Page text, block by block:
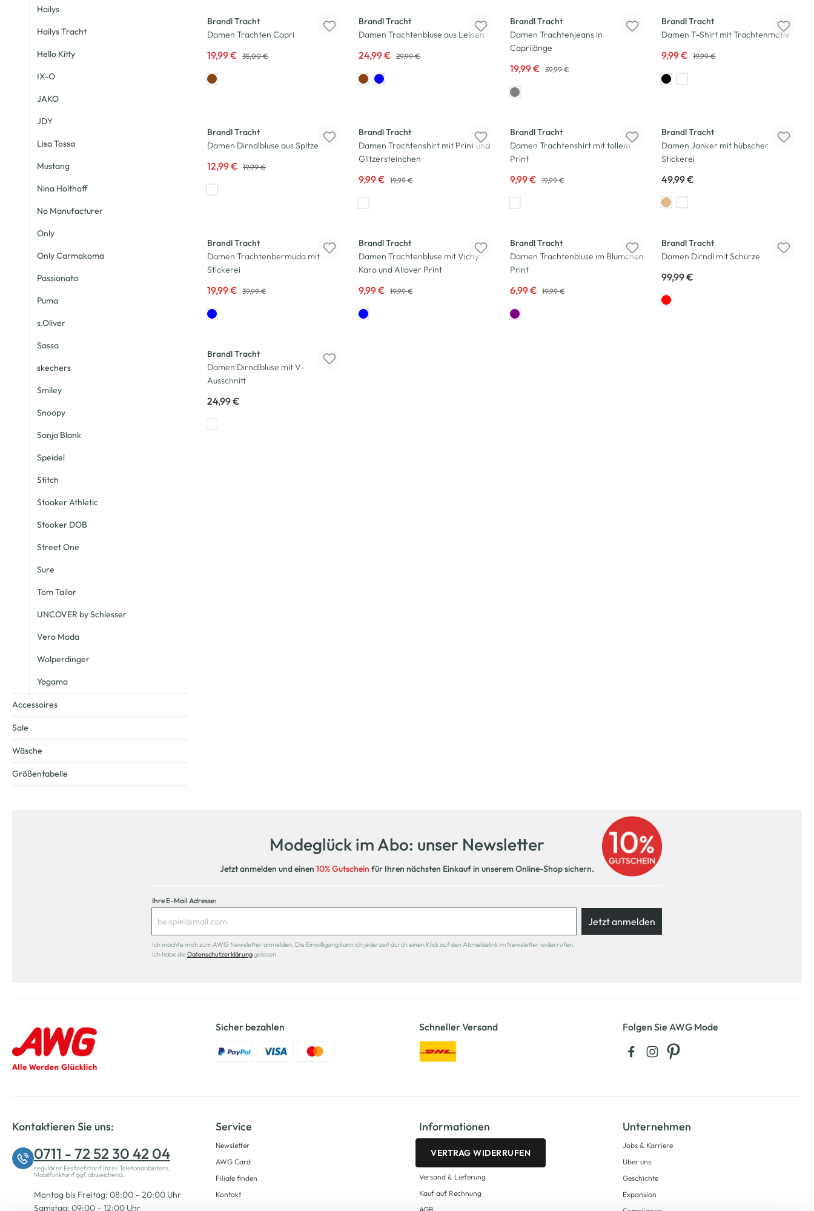
Brandl Tracht
Damen Trachten Capri
19,99 € 35,00 €
Brandl Tracht
Damen Trachtenbluse aus Leinen
24,99 € 29,99 €
Brandl Tracht
Damen Trachtenjeans in
Caprilänge
19,99 € 39,99 €
Brandl Tracht
Damen T-Shirt mit Trachtenmotiv
9,99 € 19,99 €
Brandl Tracht
Damen Dirndlbluse aus Spitze
12,99 € 19,99 €
Brandl Tracht
Damen Trachtenshirt mit Print und
Glitzersteinchen
9,99 € 19,99 €
Brandl Tracht
Damen Trachtenshirt mit tollem
Print
9,99 € 19,99 €
Brandl Tracht
Damen Janker mit hübscher
Stickerei
49,99 €
Brandl Tracht
Damen Trachtenbermuda mit
Stickerei
19,99 € 39,99 €
Brandl Tracht
Damen Trachtenbluse mit Vichy
Karo und Allover Print
9,99 € 19,99 €
Brandl Tracht
Damen Trachtenbluse im Blümchen
Print
6,99 € 19,99 €
Brandl Tracht
Damen Dirndl mit Schürze
99,99 €
Brandl Tracht
Damen Dirndlbluse mit V-
Ausschnitt
24,99 €
Hailys
Hailys Tracht
Hello Kitty
IX-O
JAKO
JDY
Lisa Tossa
Mustang
Nina Holthoff
No Manufacturer
Only
Only Carmakoma
Passionata
Puma
s.Oliver
Sassa
skechers
Smiley
Snoopy
Sonja Blank
Speidel
Stitch
Stooker Athletic
Stooker DOB
Street One
Sure
Tom Tailor
UNCOVER by Schiesser
Vero Moda
Wolperdinger
Yogama
Accessoires
Sale
Wäsche
Größentabelle
Modeglück im Abo: unser Newsletter
Jetzt anmelden und einen 10% Gutschein für Ihren nächsten Einkauf in unserem Online-Shop sichern.
Ihre E-Mail Adresse:
Jetzt anmelden
Ich möchte mich zum AWG Newsletter anmelden. Die Einwilligung kann ich jederzeit durch einen Klick auf den Abmeldelink im Newsletter widerrufen.
Ich habe die Datenschutzerklärunggelesen.
Sicher bezahlen Schneller Versand Folgen Sie AWG Mode
Kontaktieren Sie uns:
0711 - 72 52 30 42 04
regulärer Festnetztarif Ihres Telefonanbieters,
Mobilfunktarif ggf. abweichend.
Montag bis Freitag: 08:00 – 20:00 Uhr
Samstag: 09:00 – 12:00 Uhr
Service
Newsletter
AWG Card
Filiale finden
Kontakt
Informationen
VERTRAG WIDERRUFEN
Versand & Lieferung
Kauf auf Rechnung
Unternehmen
Jobs & Karriere
Über uns
Geschichte
Expansion